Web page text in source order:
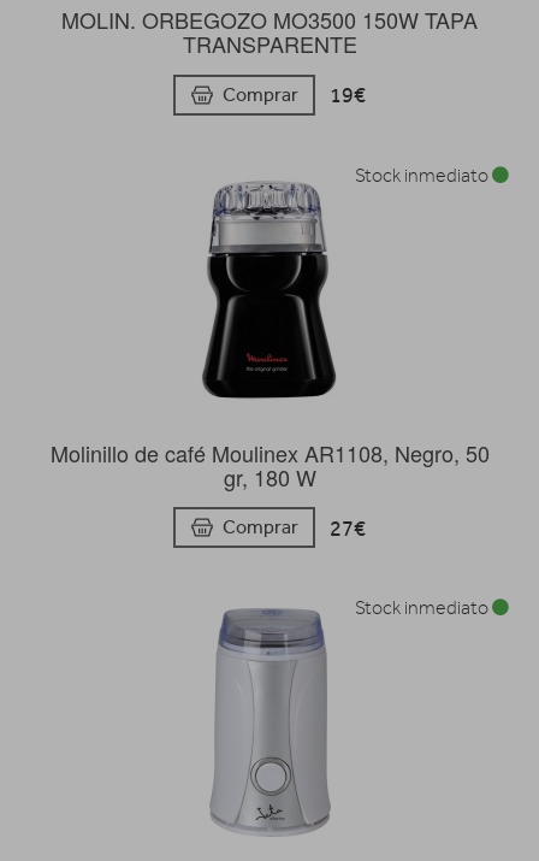
MOLIN. ORBEGOZO MO3500 150W TAPA
TRANSPARENTE
Comprar 19€
Molinillo de café Moulinex AR1108, Negro, 50
gr, 180 W
Comprar 27€
Stock inmediato
Stock inmediato